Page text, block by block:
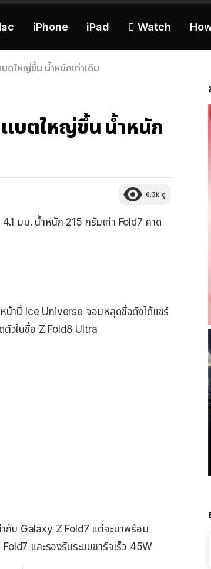
iPhone iPad  Watch
ตใหญ่ขึ้น น้ำหนักเท่าเดิม
แบตใหญ่ขึ้น น้ำหนัก
6.3k ดู
มม. น้ำหนัก 215 กรัมเท่า Fold7 คาด
หน้านี้ Ice Universe จอมหลุดชื่อดังได้แชร์
ตัวในชื่อ Z Fold8 Ultra
กับ Galaxy Z Fold7 แต่จะมาพร้อม
และรองรับระบบชาร์จเร็ว 45W